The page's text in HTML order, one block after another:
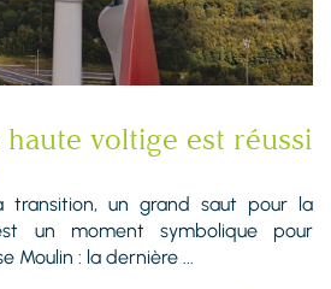
voltige est réussi
un grand saut pour la
un moment symbolique pour
Moulin : la dernière ...